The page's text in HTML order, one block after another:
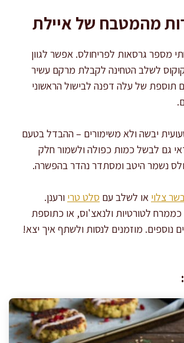
מהמטבח של איילת
מספר גרסאות לפריחולס. אפשר לגוון
לשלב הטחינה לקבלת מרקם עשיר
תוספת של עלה דפנה לבישול הראשוני
יבשה ולא משימורים – ההבדל בטעם
גם לבשל כמות כפולה ולשמור חלק
נשמר היטב ומסתדר נהדר בהפשרה.
צלוי או לשלב עם סלט טרי ורענן.
לטורטיות ולנאצ'וס, או כתוספת
נוספים. מוזמנים לנסות ולשתף איך יצא!